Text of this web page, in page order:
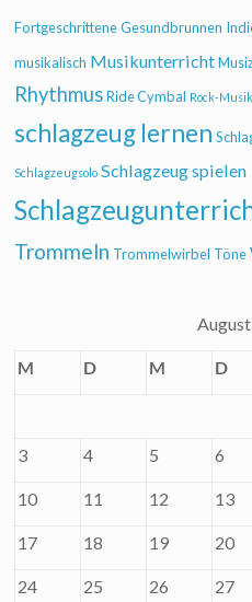
Fortgeschrittene Gesundbrunnen
musikalisch Musikunterricht
Rhythmus Ride Cymbal Rock-Musik
schlagzeug lernen
Schlagzeugsolo Schlagzeug spielen
Trommeln Trommelwirbel Töne
M D M D
3 4 5 6
10 11 12 13
17 18 19 20
24 25 26 27